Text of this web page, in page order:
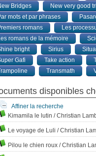
Bridges
New very good
mots et par phrases
romans
Les
romans de la mémoire
bright
Sirius
Gafi
Take action
Transmath
disponibles
Affiner la recherche
Kimamila le lutin / Christian
Le voyage de Luli / Christian
Pilou le chien roux / Christian